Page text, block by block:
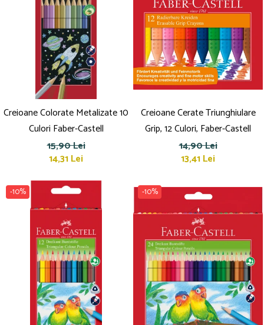
Creioane Colorate Metalizate 10
Culori Faber-Castell
15,90 Lei
14,31 Lei
Creioane Cerate Triunghiulare
Grip, 12 Culori, Faber-Castell
14,90 Lei
13,41 Lei
-10% -10%